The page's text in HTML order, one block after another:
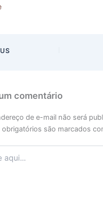
comentário
de e-mail não será
obrigatórios são marcados